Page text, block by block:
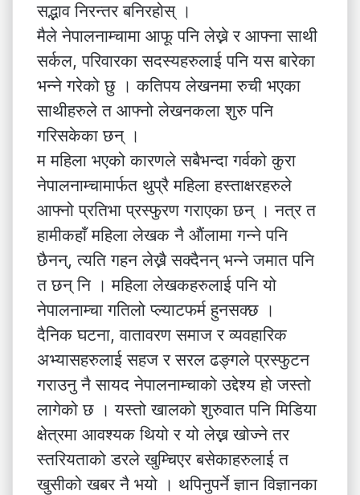
सद्भाव निरन्तर बनिरहोस् ।
मैले नेपालनाम्चामा आफू पनि लेख्ने र आफ्ना साथी
सर्कल, परिवारका सदस्यहरुलाई पनि यस बारेका
भन्ने गरेको छु । कतिपय लेखनमा रुची भएका
साथीहरुले त आफ्नो लेखनकला शुरु पनि
गरिसकेका छन् ।
म महिला भएको कारणले सबैभन्दा गर्वको कुरा
नेपालनाम्चामार्फत थुप्रै महिला हस्ताक्षरहरुले
आफ्नो प्रतिभा प्रस्फुरण गराएका छन् । नत्र त
हामीकहाँ महिला लेखक नै औंलामा गन्ने पनि
छैनन्, त्यति गहन लेख्नै सक्दैनन् भन्ने जमात पनि
त छन् नि । महिला लेखकहरुलाई पनि यो
नेपालनाम्चा गतिलो प्ल्याटफर्म हुनसक्छ ।
दैनिक घटना, वातावरण समाज र व्यवहारिक
अभ्यासहरुलाई सहज र सरल ढङ्गले प्रस्फुटन
गराउनु नै सायद नेपालनाम्चाको उद्देश्य हो जस्तो
लागेको छ । यस्तो खालको शुरुवात पनि मिडिया
क्षेत्रमा आवश्यक थियो र यो लेख्न खोज्ने तर
स्तरियताको डरले खुम्चिएर बसेकाहरुलाई त
खुसीको खबर नै भयो । थपिनुपर्ने ज्ञान विज्ञानका